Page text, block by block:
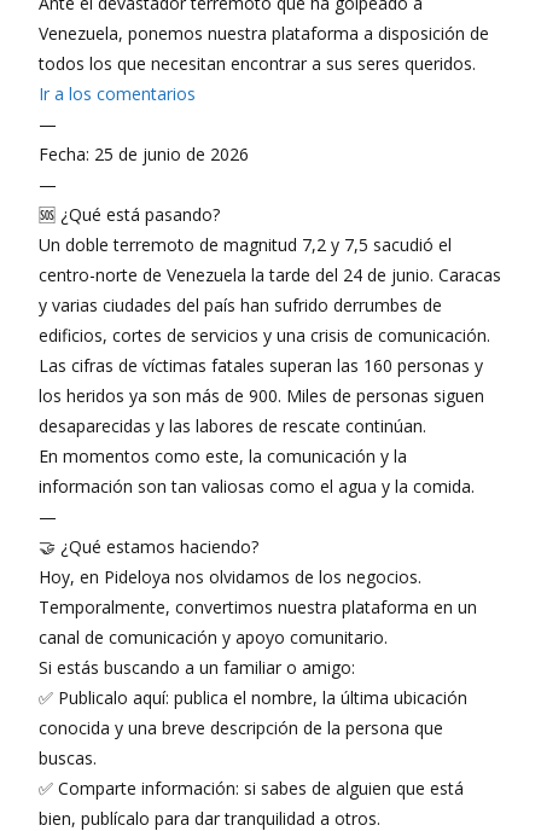
Venezuela, ponemos nuestra plataforma a disposición de
todos los que necesitan encontrar a sus seres queridos.
Ir a los comentarios
—
Fecha: 25 de junio de 2026
—
🆘 ¿Qué está pasando?
Un doble terremoto de magnitud 7,2 y 7,5 sacudió el
centro-norte de Venezuela la tarde del 24 de junio. Caracas
y varias ciudades del país han sufrido derrumbes de
edificios, cortes de servicios y una crisis de comunicación.
Las cifras de víctimas fatales superan las 160 personas y
los heridos ya son más de 900. Miles de personas siguen
desaparecidas y las labores de rescate continúan.
En momentos como este, la comunicación y la
información son tan valiosas como el agua y la comida.
—
🤝 ¿Qué estamos haciendo?
Hoy, en Pideloya nos olvidamos de los negocios.
Temporalmente, convertimos nuestra plataforma en un
canal de comunicación y apoyo comunitario.
Si estás buscando a un familiar o amigo:
✅ Publicalo aquí: publica el nombre, la última ubicación
conocida y una breve descripción de la persona que
buscas.
✅ Comparte información: si sabes de alguien que está
bien, publícalo para dar tranquilidad a otros.